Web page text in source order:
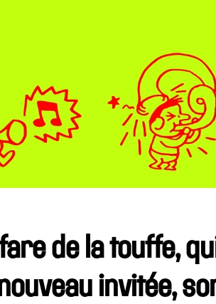
de la touffe,
invitée,